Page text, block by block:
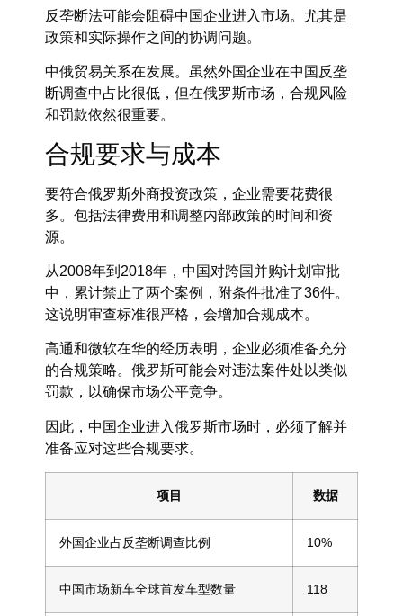
反垄断法可能会阻碍中国企业进入市场。尤其是
政策和实际操作之间的协调问题。
中俄贸易关系在发展。虽然外国企业在中国反垄
断调查中占比很低，但在俄罗斯市场，合规风险
和罚款依然很重要。
合规要求与成本
要符合俄罗斯外商投资政策，企业需要花费很
多。包括法律费用和调整内部政策的时间和资
源。
从2008年到2018年，中国对跨国并购计划审批
中，累计禁止了两个案例，附条件批准了36件。
这说明审查标准很严格，会增加合规成本。
高通和微软在华的经历表明，企业必须准备充分
的合规策略。俄罗斯可能会对违法案件处以类似
罚款，以确保市场公平竞争。
因此，中国企业进入俄罗斯市场时，必须了解并
准备应对这些合规要求。
项目 数据
外国企业占反垄断调查比例 10%
中国市场新车全球首发车型数量 118